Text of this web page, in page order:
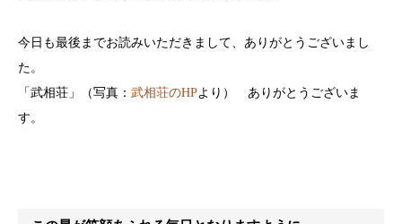
今日も最後までお読みいただきまして、ありがとうございまし
た。
「武相荘」（写真： 武相荘のHPより） ありがとうございま
す。